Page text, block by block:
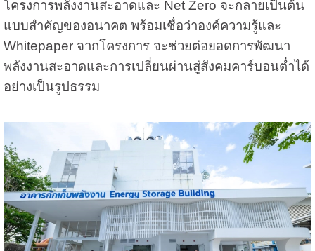
โครงการพลังงานสะอาดและ Net Zero จะกลายเป็นต้น
แบบสำคัญของอนาคต พร้อมเชื่อว่าองค์ความรู้และ
Whitepaper จากโครงการ จะช่วยต่อยอดการพัฒนา
พลังงานสะอาดและการเปลี่ยนผ่านสู่สังคมคาร์บอนต่ำได้
อย่างเป็นรูปธรรม